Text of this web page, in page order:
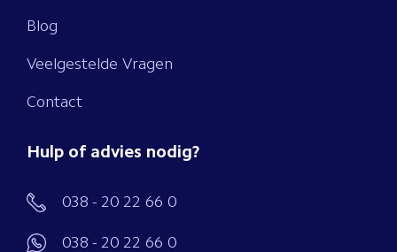
Blog
Veelgestelde Vragen
Contact
Hulp of advies nodig?
038 - 20 22 66 0
038 - 20 22 66 0